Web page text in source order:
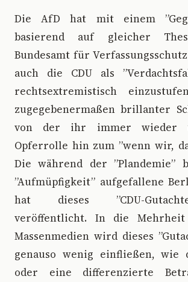
Die AfD hat mit einem
basierend auf gleicher
Bundesamt für
auch die CDU als
rechtsextremistisch
zugegebenermaßen brillanter
von der ihr immer wieder
Opferrolle hin zum ”wenn wir,
Die während der ”Plandemie”
”Aufmüpfigkeit” aufgefallene
hat dieses ”CDU-
veröffentlicht. In die
Massenmedien wird dieses
genauso wenig einfließen, wie
oder eine differenzierte